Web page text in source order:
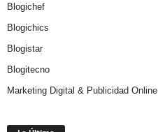
Blogichef
Blogichics
Blogistar
Blogitecno
Marketing Digital & Publicidad Online